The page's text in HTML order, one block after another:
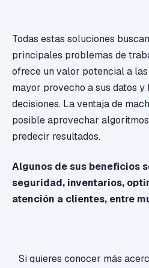
Todas estas soluciones
principales problemas de
ofrece un valor potencial a
mayor provecho a sus datos
decisiones. La ventaja de
posible aprovechar
predecir resultados.
Algunos de sus beneficios
seguridad, inventarios,
atención a clientes, entre
Si quieres conocer más